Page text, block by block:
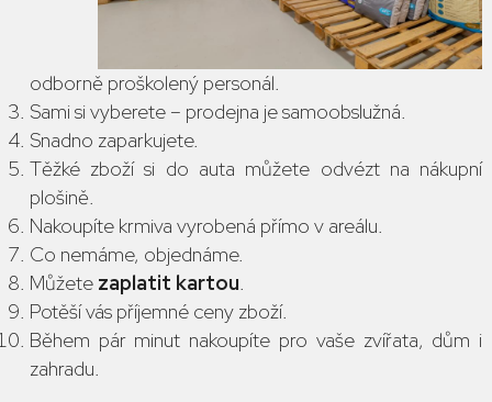
odborně proškolený personál.
Sami si vyberete – prodejna je samoobslužná.
Snadno zaparkujete.
Těžké zboží si do auta můžete odvézt na nákupní
plošině.
Nakoupíte krmiva vyrobená přímo v areálu.
Co nemáme, objednáme.
Můžete zaplatit kartou.
Potěší vás příjemné ceny zboží.
Během pár minut nakoupíte pro vaše zvířata, dům i
zahradu.